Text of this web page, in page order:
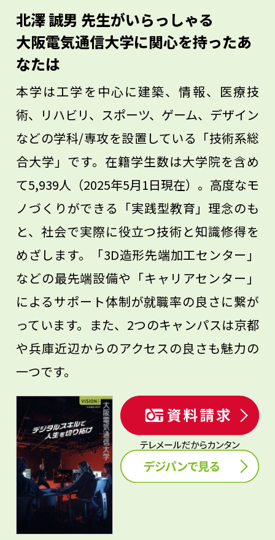
いってほしいです。AIの時代だからこそ、
「思い」の強さが重要になってくるはずで
す。
北澤 誠男 先生がいらっしゃる
大阪電気通信大学に関心を持ったあ
なたは
本学は工学を中心に建築、情報、医療技
術、リハビリ、スポーツ、ゲーム、デザイン
などの学科/専攻を設置している「技術系総
合大学」です。在籍学生数は大学院を含め
て5,939人（2025年5月1日現在）。高度なモ
ノづくりができる「実践型教育」理念のも
と、社会で実際に役立つ技術と知識修得を
めざします。「3D造形先端加工センター」
などの最先端設備や「キャリアセンター」
によるサポート体制が就職率の良さに繋が
っています。また、2つのキャンパスは京都
や兵庫近辺からのアクセスの良さも魅力の
一つです。